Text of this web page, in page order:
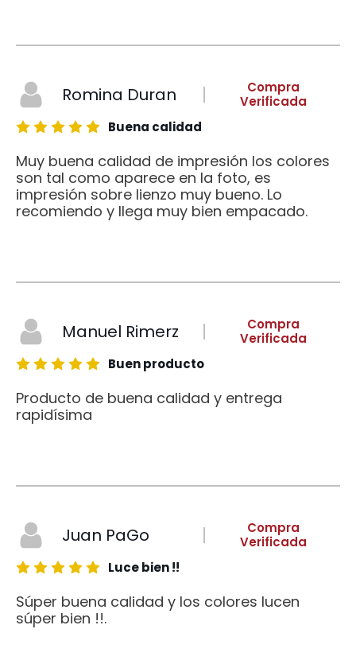
Romina Duran
Compra
Verificada
Buena calidad
Muy buena calidad de impresión los colores
son tal como aparece en la foto, es
impresión sobre lienzo muy bueno. Lo
recomiendo y llega muy bien empacado.
Manuel Rimerz
Compra
Verificada
Buen producto
Producto de buena calidad y entrega
rapidísima
Juan PaGo
Compra
Verificada
Luce bien !!
Súper buena calidad y los colores lucen
súper bien !!.